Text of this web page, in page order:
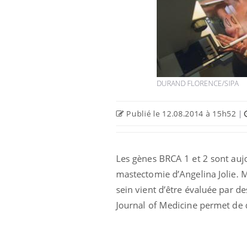
DURAND FLORENCE/SIPA
Publié le 12.08.2014 à 15h52 |
Les gènes BRCA 1 et 2 sont
mastectomie d’Angelina Jolie.
sein vient d’être évaluée par
Journal of Medicine permet
Cytomégalovirus : ce qui
change dans la prise en
charge des femmes
enceintes
La sieste empêche-t-elle de
dormir la nuit ?
VIH : la fin du comprimé
tous les jours se profile-t-